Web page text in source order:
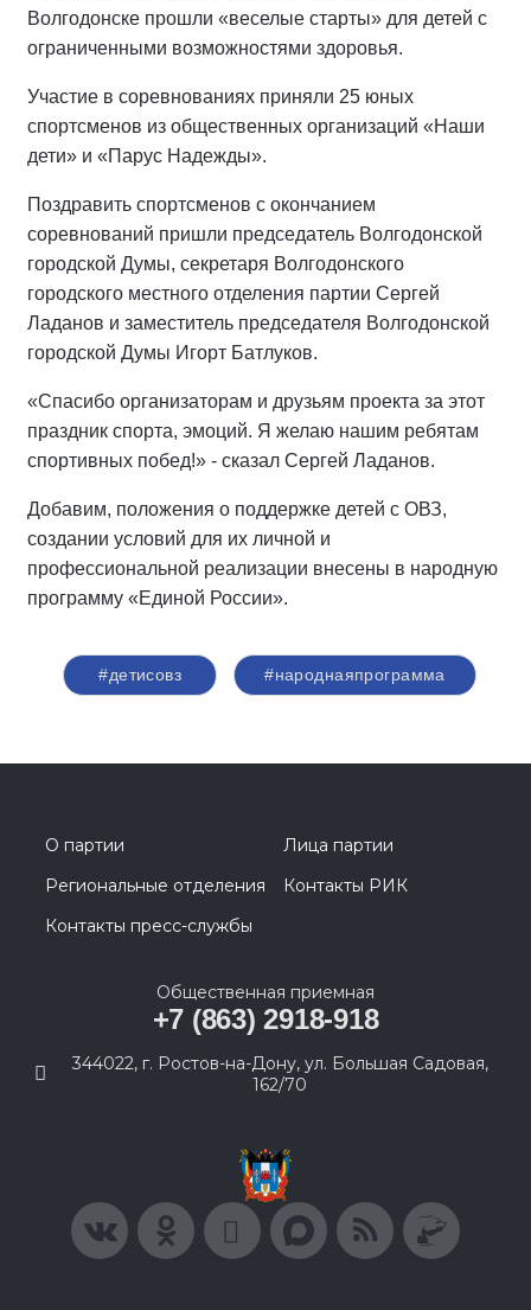
Волгодонске прошли «веселые старты» для детей с
ограниченными возможностями здоровья.
Участие в соревнованиях приняли 25 юных
спортсменов из общественных организаций «Наши
дети» и «Парус Надежды».
Поздравить спортсменов с окончанием
соревнований пришли председатель Волгодонской
городской Думы, секретаря Волгодонского
городского местного отделения партии Сергей
Ладанов и заместитель председателя Волгодонской
городской Думы Игорт Батлуков.
«Спасибо организаторам и друзьям проекта за этот
праздник спорта, эмоций. Я желаю нашим ребятам
спортивных побед!» - сказал Сергей Ладанов.
Добавим, положения о поддержке детей с ОВЗ,
создании условий для их личной и
профессиональной реализации внесены в народную
программу «Единой России».
#детисовз #народнаяпрограмма
О партии
Лица партии
Региональные отделения
Контакты РИК
Контакты пресс-службы
Общественная приемная
+7 (863) 2918-918
344022, г. Ростов-на-Дону, ул. Большая Садовая,
162/70